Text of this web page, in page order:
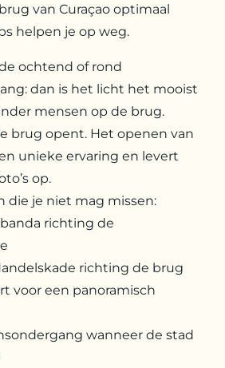
van Curaçao optimaal
helpen je op weg.
ochtend of rond
dan is het licht het mooist
mensen op de brug.
brug opent. Het openen van
unieke ervaring en levert
op.
die je niet mag missen:
richting de
richting de brug
voor een panoramisch
wanneer de stad